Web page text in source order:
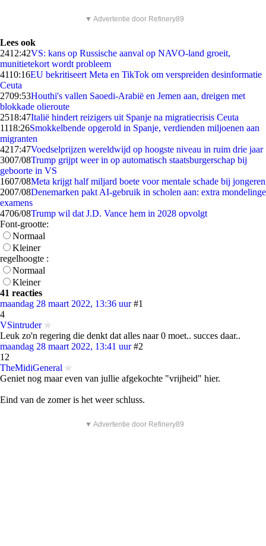
▼ Advertentie door Refinery89
Lees ook
2412:42VS: kans op Russische aanval op NAVO-land groeit,
munitietekort wordt probleem
4110:16EU bekritiseert Meta en TikTok om verspreiden desinformatie
Ceuta
2709:53Houthi's vallen Saoedi-Arabië en Jemen aan, dreigen met
blokkade olieroute
2518:47Italië hindert reizigers uit Spanje na migratiecrisis Ceuta
1118:26Smokkelbende opgerold in Spanje, verdienden miljoenen aan
migranten
4217:47Voedselprijzen wereldwijd op hoogste niveau in ruim drie jaar
3007/08Trump grijpt weer in op automatisch staatsburgerschap bij
geboorte in VS
1607/08Meta krijgt half miljard boete voor mentale schade bij jongeren
2007/08Denemarken pakt AI-gebruik in scholen aan: extra mondelinge
examens
4706/08Trump wil dat J.D. Vance hem in 2028 opvolgt
Font-grootte:
Normaal
Kleiner
regelhoogte :
Normaal
Kleiner
41 reacties
maandag 28 maart 2022, 13:36 uur #1
4
VSintruder
Leuk zo'n regering die denkt dat alles naar 0 moet.. succes daar..
maandag 28 maart 2022, 13:41 uur #2
12
TheMidiGeneral
Geniet nog maar even van jullie afgekochte "vrijheid" hier.
Eind van de zomer is het weer schluss.
▼ Advertentie door Refinery89